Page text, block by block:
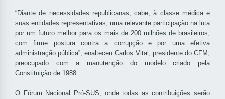
“Diante de necessidades republicanas, cabe, à classe médica e
suas entidades representativas, uma relevante participação na luta
por um futuro melhor para os mais de 200 milhões de brasileiros,
com firme postura contra a corrupção e por uma efetiva
administração pública”, enalteceu Carlos Vital, presidente do CFM,
preocupado com a manutenção do modelo criado pela
Constituição de 1988.
O Fórum Nacional Pró-SUS, onde todas as contribuições serão